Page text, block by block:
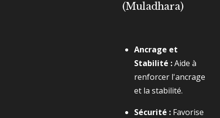
(Muladhara)
Ancrage et
Stabilité :Aide à
renforcer l'ancrage
et la stabilité.
Sécurité : Favorise